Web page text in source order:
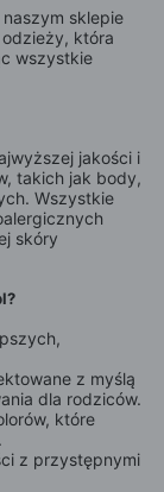
sklepie
która
wszystkie
jakości i
takich jak body,
Wszystkie
skóry
z myślą
dla rodziców.
które
z przystępnymi